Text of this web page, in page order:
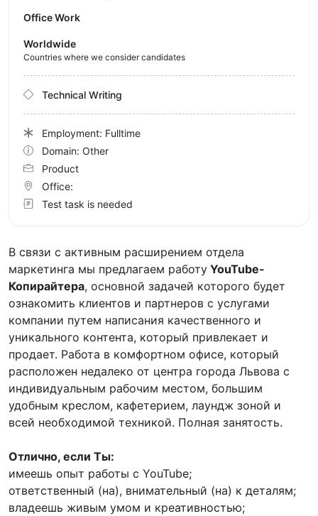
В связи с активным расширением отдела
маркетинга мы предлагаем работу YouTube-
Копирайтера, основной задачей которого будет
ознакомить клиентов и партнеров с услугами
компании путем написания качественного и
уникального контента, который привлекает и
продает. Работа в комфортном офисе, который
расположен недалеко от центра города Львова с
индивидуальным рабочим местом, большим
удобным креслом, кафетерием, лаундж зоной и
всей необходимой техникой. Полная занятость.
Отлично, если Ты:
имеешь опыт работы с YouTube;
ответственный (на), внимательный (на) к деталям;
владеешь живым умом и креативностью;
Office Work
Worldwide
Countries where we consider candidates
Technical Writing
Employment: Fulltime
Domain: Other
Product
Office:
Test task is needed